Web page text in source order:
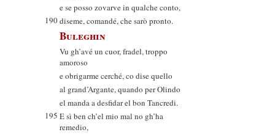
e se posso zovarve in qualche conto,
190diseme, comandé, che sarò pronto.
Buleghin
Vu gh’avé un cuor, fradel, troppo
amoroso
e obrigarme cerché, co dise quello
al grand’Argante, quando per Olindo
el manda a desfidar el bon Tancredi.
195 E sì ben ch’el mio mal no gh’ha
remedio,